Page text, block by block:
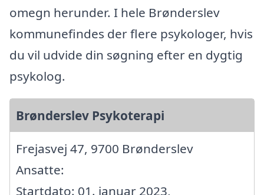
omegn herunder. I hele Brønderslev
kommunefindes der flere psykologer, hvis
du vil udvide din søgning efter en dygtig
psykolog.
Brønderslev Psykoterapi
Frejasvej 47, 9700 Brønderslev
Ansatte:
Startdato: 01. januar 2023,